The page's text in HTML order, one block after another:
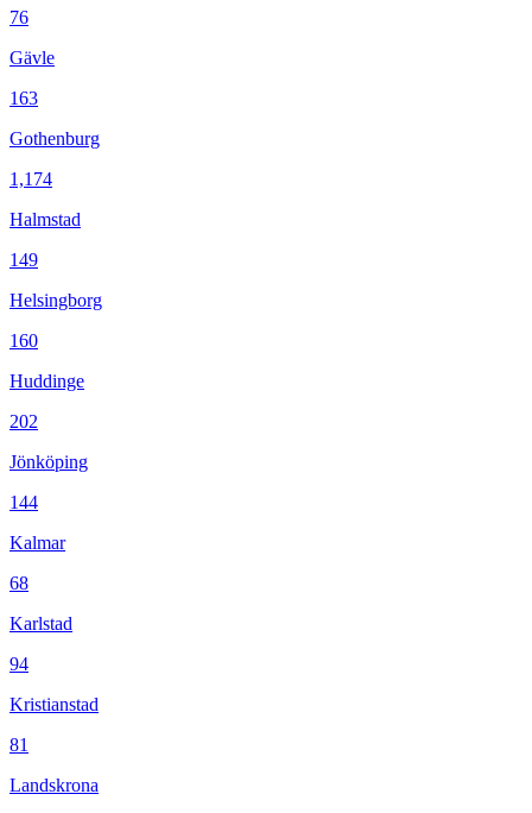
76
Gävle
163
Gothenburg
1,174
Halmstad
149
Helsingborg
160
Huddinge
202
Jönköping
144
Kalmar
68
Karlstad
94
Kristianstad
81
Landskrona